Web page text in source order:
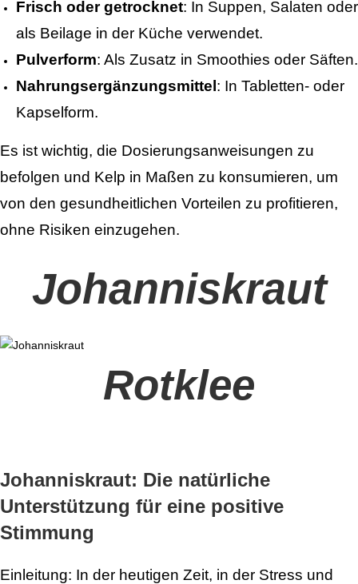
Frisch oder getrocknet: In Suppen, Salaten oder
als Beilage in der Küche verwendet.
Pulverform: Als Zusatz in Smoothies oder Säften.
Nahrungsergänzungsmittel: In Tabletten- oder
Kapselform.
Es ist wichtig, die Dosierungsanweisungen zu
befolgen und Kelp in Maßen zu konsumieren, um
von den gesundheitlichen Vorteilen zu profitieren,
ohne Risiken einzugehen.
Johanniskraut
Rotklee
Johanniskraut: Die natürliche
Unterstützung für eine positive
Stimmung
Einleitung: In der heutigen Zeit, in der Stress und